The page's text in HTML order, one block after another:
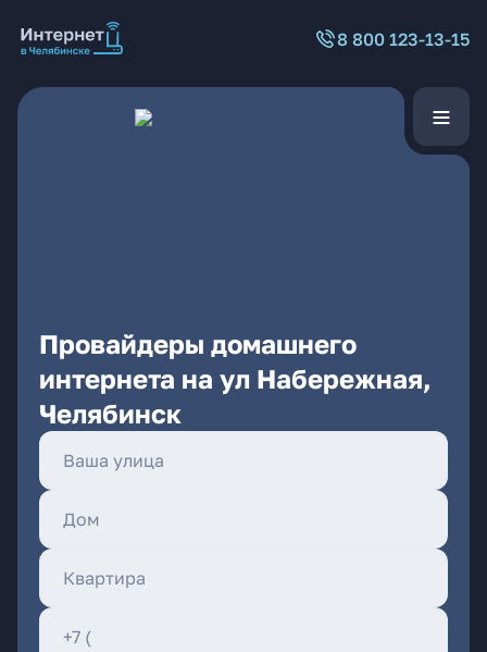
8 800 123-13-15
Провайдеры домашнего
интернета на ул Набережная,
Челябинск